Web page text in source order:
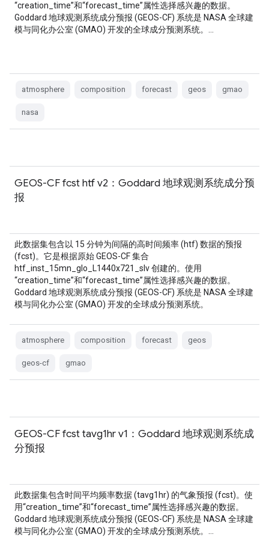
“creation_time”和“forecast_time”属性选择感兴趣的数据。
Goddard 地球观测系统成分预报 (GEOS-CF) 系统是 NASA 全球建
模与同化办公室 (GMAO) 开发的全球成分预测系统。…
atmosphere composition forecast geos gmao
nasa
GEOS-CF fcst htf v2：Goddard 地球观测系统成分预
报
此数据集包含以 15 分钟为间隔的高时间频率 (htf) 数据的预报
(fcst)。它是根据原始 GEOS-CF 集合
htf_inst_15mn_glo_L1440x721_slv 创建的。使用
“creation_time”和“forecast_time”属性选择感兴趣的数据。
Goddard 地球观测系统成分预报 (GEOS-CF) 系统是 NASA 全球建
模与同化办公室 (GMAO) 开发的全球成分预测系统。
atmosphere composition forecast geos
geos-cf gmao
GEOS-CF fcst tavg1hr v1：Goddard 地球观测系统成
分预报
此数据集包含时间平均频率数据 (tavg1hr) 的气象预报 (fcst)。使
用“creation_time”和“forecast_time”属性选择感兴趣的数据。
Goddard 地球观测系统成分预报 (GEOS-CF) 系统是 NASA 全球建
模与同化办公室 (GMAO) 开发的全球成分预测系统。…